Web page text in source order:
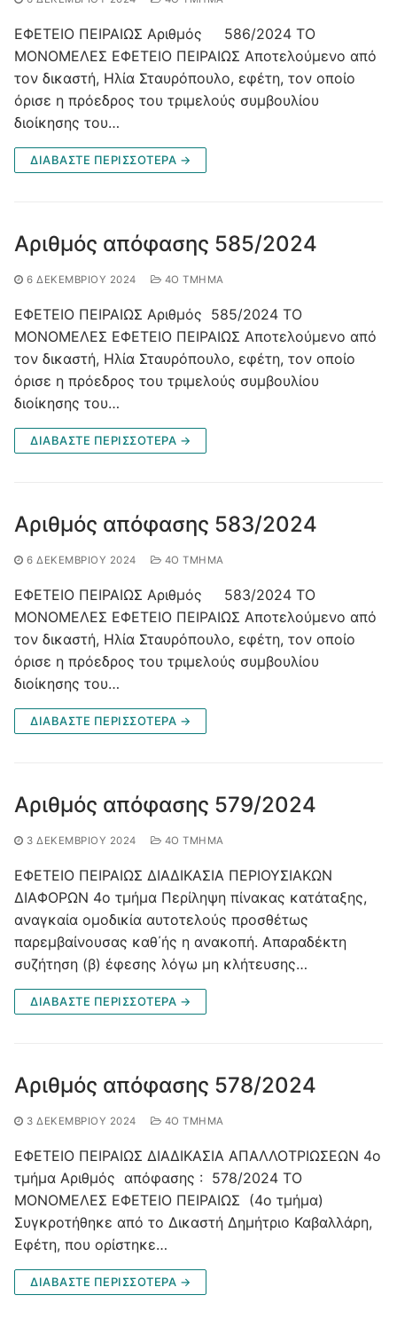
ΕΦΕΤΕΙΟ ΠΕΙΡΑΙΩΣ Αριθμός 586/2024 ΤΟ
ΜΟΝΟΜΕΛΕΣ ΕΦΕΤΕΙΟ ΠΕΙΡΑΙΩΣ Αποτελούμενο από
τον δικαστή, Ηλία Σταυρόπουλο, εφέτη, τον οποίο
όρισε η πρόεδρος του τριμελούς συμβουλίου
διοίκησης του…
ΔΙΑΒΑΣΤΕ ΠΕΡΙΣΣΟΤΕΡΑ →
Αριθμός απόφασης 585/2024
6 ΔΕΚΕΜΒΡΊΟΥ 2024 4O ΤΜΉΜΑ
ΕΦΕΤΕΙΟ ΠΕΙΡΑΙΩΣ Αριθμός 585/2024 ΤΟ
ΜΟΝΟΜΕΛΕΣ ΕΦΕΤΕΙΟ ΠΕΙΡΑΙΩΣ Αποτελούμενο από
τον δικαστή, Ηλία Σταυρόπουλο, εφέτη, τον οποίο
όρισε η πρόεδρος του τριμελούς συμβουλίου
διοίκησης του…
ΔΙΑΒΑΣΤΕ ΠΕΡΙΣΣΟΤΕΡΑ →
Αριθμός απόφασης 583/2024
6 ΔΕΚΕΜΒΡΊΟΥ 2024 4O ΤΜΉΜΑ
ΕΦΕΤΕΙΟ ΠΕΙΡΑΙΩΣ Αριθμός 583/2024 ΤΟ
ΜΟΝΟΜΕΛΕΣ ΕΦΕΤΕΙΟ ΠΕΙΡΑΙΩΣ Αποτελούμενο από
τον δικαστή, Ηλία Σταυρόπουλο, εφέτη, τον οποίο
όρισε η πρόεδρος του τριμελούς συμβουλίου
διοίκησης του…
ΔΙΑΒΑΣΤΕ ΠΕΡΙΣΣΟΤΕΡΑ →
Αριθμός απόφασης 579/2024
3 ΔΕΚΕΜΒΡΊΟΥ 2024 4O ΤΜΉΜΑ
ΕΦΕΤΕΙΟ ΠΕΙΡΑΙΩΣ ΔΙΑΔΙΚΑΣΙΑ ΠΕΡΙΟΥΣΙΑΚΩΝ
ΔΙΑΦΟΡΩΝ 4ο τμήμα Περίληψη πίνακας κατάταξης,
αναγκαία ομοδικία αυτοτελούς προσθέτως
παρεμβαίνουσας καθ΄ής η ανακοπή. Απαραδέκτη
συζήτηση (β) έφεσης λόγω μη κλήτευσης…
ΔΙΑΒΑΣΤΕ ΠΕΡΙΣΣΟΤΕΡΑ →
Αριθμός απόφασης 578/2024
3 ΔΕΚΕΜΒΡΊΟΥ 2024 4O ΤΜΉΜΑ
ΕΦΕΤΕΙΟ ΠΕΙΡΑΙΩΣ ΔΙΑΔΙΚΑΣΙΑ ΑΠΑΛΛΟΤΡΙΩΣΕΩΝ 4ο
τμήμα Αριθμός απόφασης : 578/2024 ΤΟ
ΜΟΝΟΜΕΛΕΣ ΕΦΕΤΕΙΟ ΠΕΙΡΑΙΩΣ (4ο τμήμα)
Συγκροτήθηκε από το Δικαστή Δημήτριο Καβαλλάρη,
Εφέτη, που ορίστηκε…
ΔΙΑΒΑΣΤΕ ΠΕΡΙΣΣΟΤΕΡΑ →